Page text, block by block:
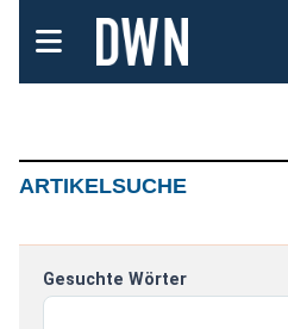
ARTIKELSUCHE
Gesuchte Wörter